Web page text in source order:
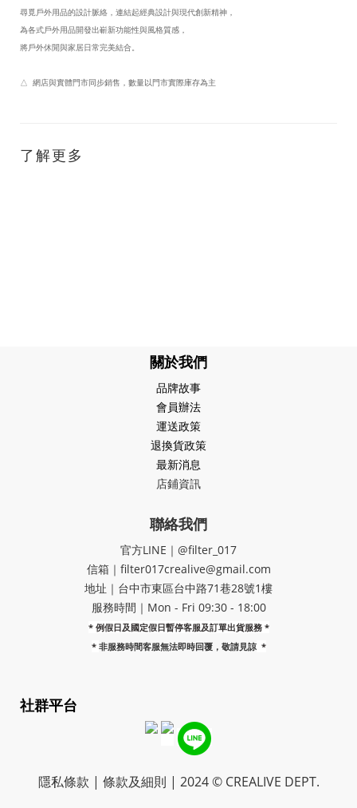
尋覓戶外用品的設計脈絡，連結起經典設計與現代創新精神，
為各式戶外用品開發出嶄新功能性與風格質感，
將戶外休閒與家居日常完美結合。
△ 網店與實體門市同步銷售，數量以門市實際庫存為主
了解更多
關於我們
品牌故事
會員辦法
運送政策
退換貨政策
最新消息
店鋪資訊
聯絡我們
官方LINE｜@filter_017
信箱｜filter017crealive@gmail.com
地址｜​台中市東區台中路71巷28號1樓
服務時間｜Mon - Fri 09:30 - 18:00
* 例假日及國定假日暫停客服及訂單出貨服務 *
* 非服務時間客服無法即時回覆，敬請見諒 *
社群平台
隱私條款 | 條款及細則 | 2024 © CREALIVE DEPT.